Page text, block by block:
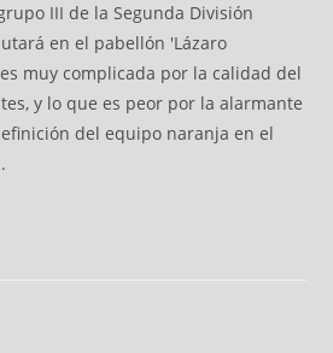
III de la Segunda División
en el pabellón 'Lázaro
muy complicada por la calidad del
y lo que es peor por la alarmante
del equipo naranja en el